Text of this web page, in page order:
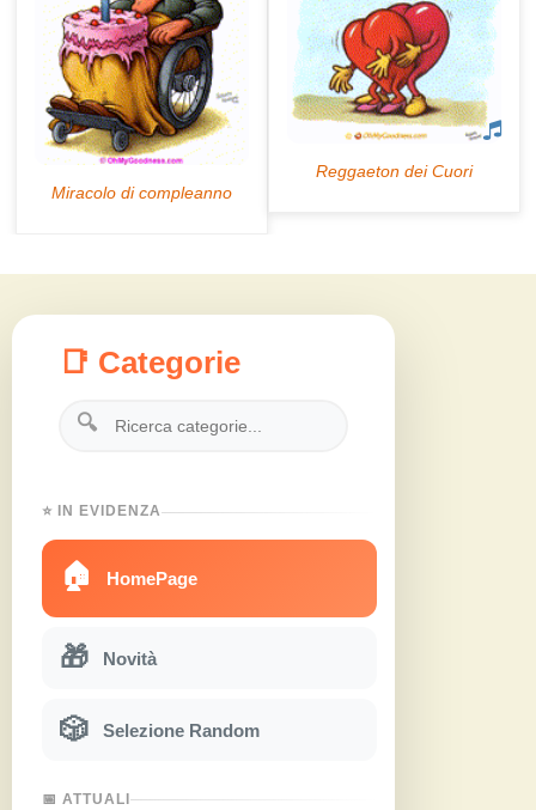
📑 Categorie
🔍
⭐ IN EVIDENZA
🏠 HomePage
🎁 Novità
🎲 Selezione Random
📅 ATTUALI